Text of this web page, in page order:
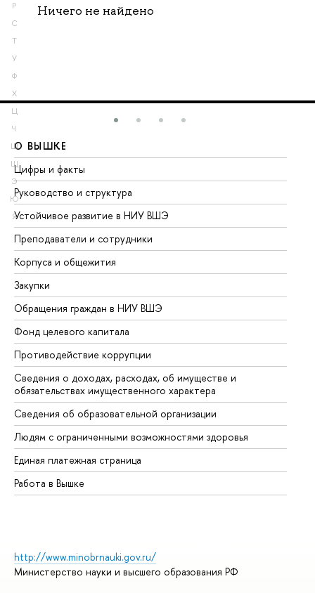
Р
С
Т
У
Ф
Х
Ц
Ч
Ш
Щ
Э
Ю
Я
Ничего не найдено
О ВЫШКЕ
Цифры и факты
Руководство и структура
Устойчивое развитие в НИУ ВШЭ
Преподаватели и сотрудники
Корпуса и общежития
Закупки
Обращения граждан в НИУ ВШЭ
Фонд целевого капитала
Противодействие коррупции
Сведения о доходах, расходах, об имуществе и
обязательствах имущественного характера
Сведения об образовательной организации
Людям с ограниченными возможностями здоровья
Единая платежная страница
Работа в Вышке
http://www.minobrnauki.gov.ru/
Министерство науки и высшего образования РФ